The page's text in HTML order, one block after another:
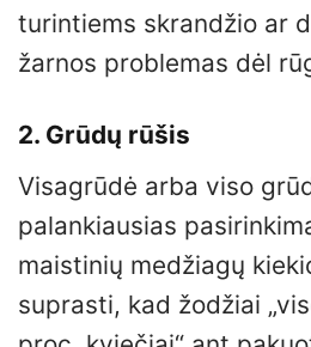
turintiems skrandžio ar
žarnos problemas dėl
2. Grūdų rūšis
Visagrūdė arba viso
palankiausias
maistinių medžiagų
suprasti, kad žodžiai